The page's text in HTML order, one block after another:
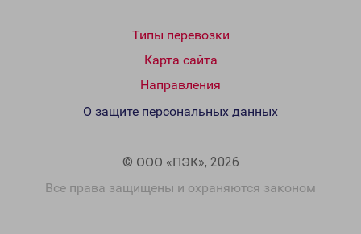
Типы перевозки
Карта сайта
Направления
© ООО «ПЭК», 2026
Все права защищены и охраняются законом
О защите персональных данных